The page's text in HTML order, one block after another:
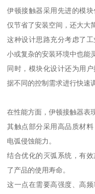
伊顿接触器采用先进的模
仅节省了安装空间，还大大
这种设计思路充分考虑了
小或复杂的安装环境中也能
同时，模块化设计还为用
据不同的控制需求进行快速
在性能方面，伊顿接触器表
其触点部分采用高品质材
电弧侵蚀能力。
结合优化的灭弧系统，有
了产品的使用寿命。
这一点在需要高强度、高